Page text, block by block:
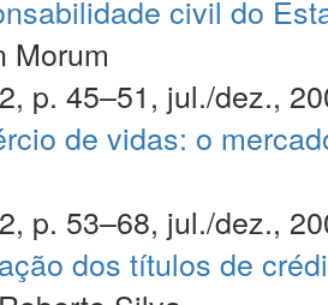
civil do
Morum
p. 45–51, jul./dez.,
de vidas: o
p. 53–68, jul./dez.,
dos títulos de